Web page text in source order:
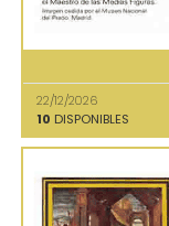
22/12/2026
10 DISPONIBLES